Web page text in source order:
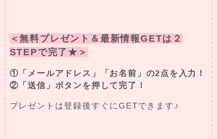
＜無料プレゼント＆最新情報GETは２
STEPで完了★＞
①「メールアドレス」「お名前」の2点を入力！
②「送信」ボタンを押して完了！
プレゼントは登録後すぐにGETできます♪